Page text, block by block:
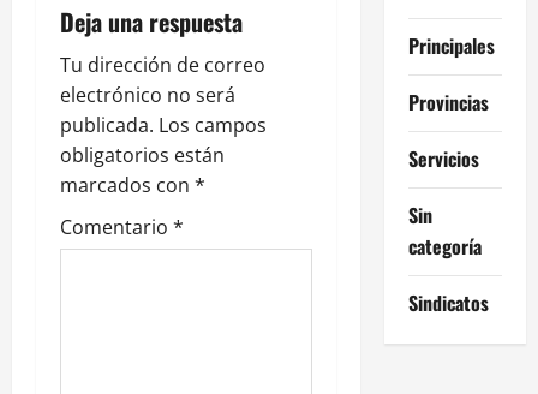
ó
n
d
e
e
Deja una respuesta
Tu dirección de correo
electrónico no será
publicada. Los campos
obligatorios están
marcados con *
Comentario *
Principales
Provincias
Servicios
Sin
categoría
Sindicatos